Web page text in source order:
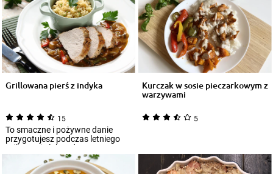
Grillowana pierś z indyka
15
To smaczne i pożywne danie
przygotujesz podczas letniego
grillowania lub w domu – przy
pomocy pat...
Kurczak w sosie pieczarkowym z
warzywami
5